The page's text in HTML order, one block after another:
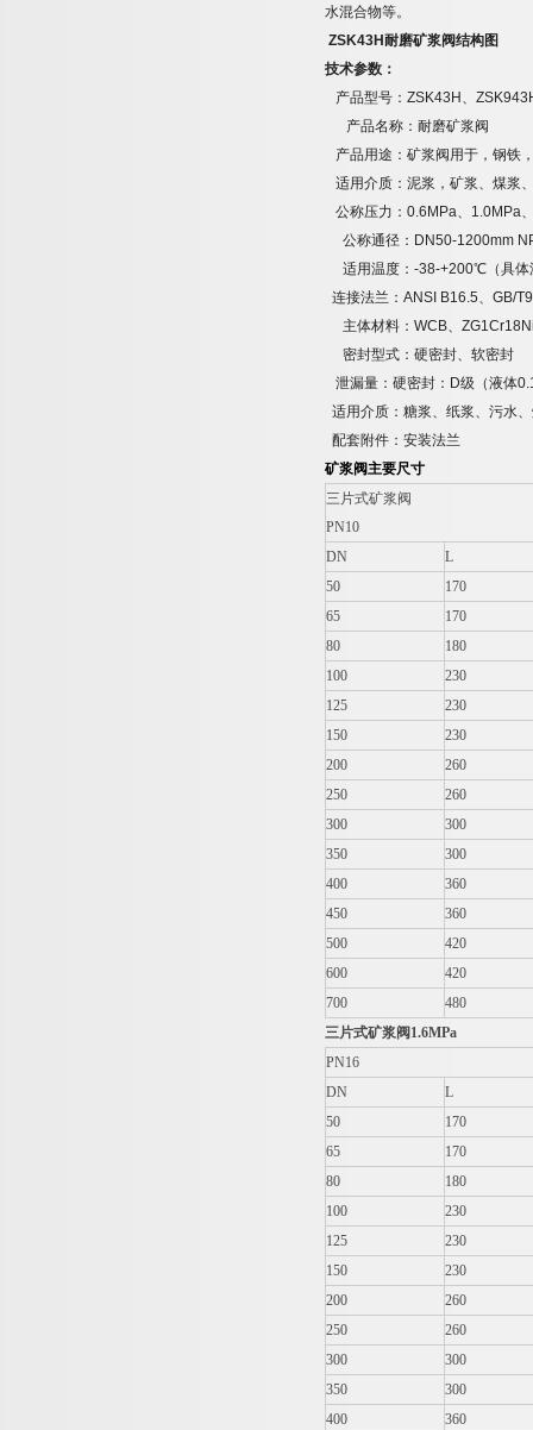
水混合物等。
ZSK43H耐磨矿浆阀结构图
技术参数：
产品型号： ZSK43H 、
产品名称：耐磨矿浆阀
产品用途：矿浆阀用于，钢铁
适用介质：泥浆，矿浆、煤浆
公称压力： 0.6MPa、 1.0MPa
公称通径： DN50-1200mm
适用温度： -38-+200℃ （具
连接法兰： ANSI B16.5、 GB/
主体材料： WCB、
密封型式：硬密封、软密封
泄漏量：硬密封： D级（液体
适用介质：糖浆、纸浆、污水
配套附件：安装法兰
矿浆阀主要尺寸
三片式矿浆阀
PN10
DN
L
50
170
65
170
80
180
100
230
125
230
150
230
200
260
250
260
300
300
350
300
400
360
450
360
500
420
600
420
700
480
三片式矿浆阀 1.6MPa
PN16
DN
L
50
170
65
170
80
180
100
230
125
230
150
230
200
260
250
260
300
300
350
300
400
360